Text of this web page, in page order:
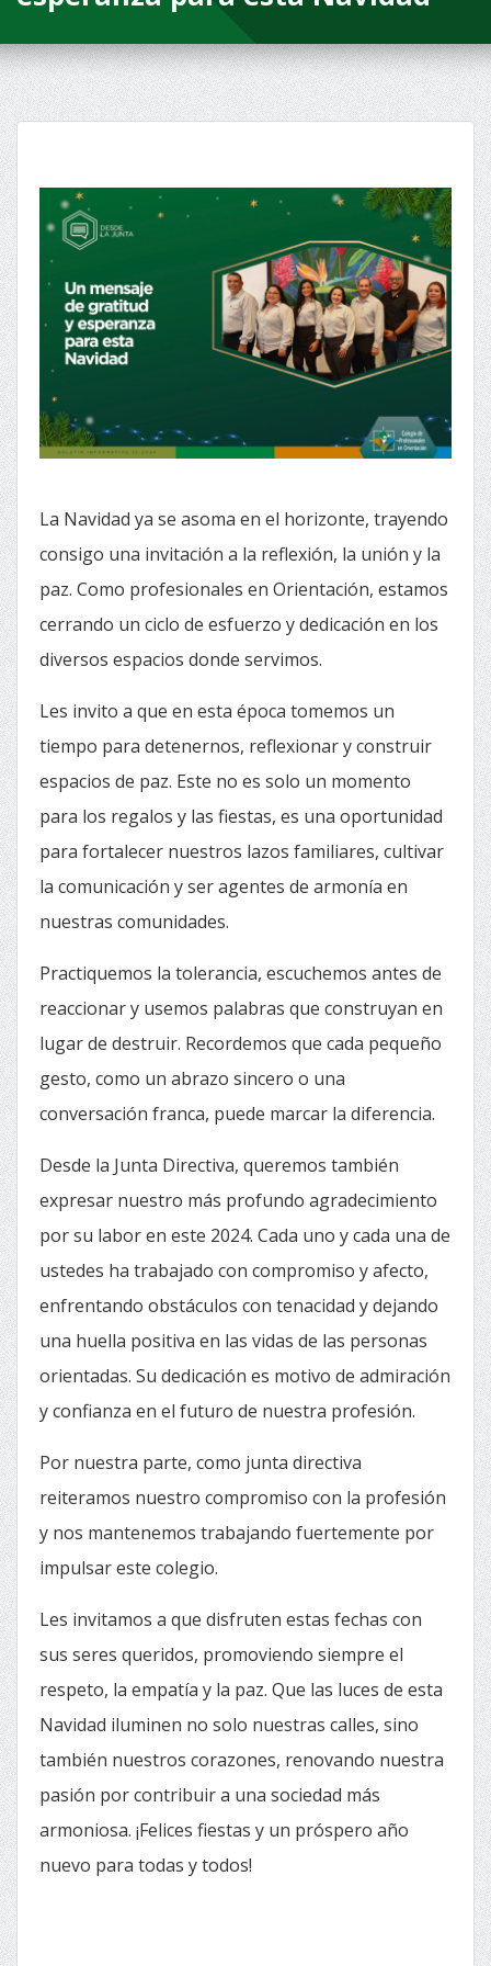
La Navidad ya se asoma en el horizonte, trayendo
consigo una invitación a la reflexión, la unión y la
paz. Como profesionales en Orientación, estamos
cerrando un ciclo de esfuerzo y dedicación en los
diversos espacios donde servimos.
Les invito a que en esta época tomemos un
tiempo para detenernos, reflexionar y construir
espacios de paz. Este no es solo un momento
para los regalos y las fiestas, es una oportunidad
para fortalecer nuestros lazos familiares, cultivar
la comunicación y ser agentes de armonía en
nuestras comunidades.
Practiquemos la tolerancia, escuchemos antes de
reaccionar y usemos palabras que construyan en
lugar de destruir. Recordemos que cada pequeño
gesto, como un abrazo sincero o una
conversación franca, puede marcar la diferencia.
Desde la Junta Directiva, queremos también
expresar nuestro más profundo agradecimiento
por su labor en este 2024. Cada uno y cada una de
ustedes ha trabajado con compromiso y afecto,
enfrentando obstáculos con tenacidad y dejando
una huella positiva en las vidas de las personas
orientadas. Su dedicación es motivo de admiración
y confianza en el futuro de nuestra profesión.
Por nuestra parte, como junta directiva
reiteramos nuestro compromiso con la profesión
y nos mantenemos trabajando fuertemente por
impulsar este colegio.
Les invitamos a que disfruten estas fechas con
sus seres queridos, promoviendo siempre el
respeto, la empatía y la paz. Que las luces de esta
Navidad iluminen no solo nuestras calles, sino
también nuestros corazones, renovando nuestra
pasión por contribuir a una sociedad más
armoniosa. ¡Felices fiestas y un próspero año
nuevo para todas y todos!